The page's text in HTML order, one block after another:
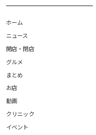
ホーム
ニュース
開店・閉店
グルメ
まとめ
お店
動画
クリニック
イベント